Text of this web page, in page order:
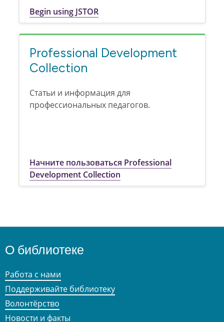
Begin using JSTOR
Professional Development
Collection
Статьи и информация для
профессиональных педагогов.
Начните пользоваться Professional
Development Collection
О библиотеке
Работа с нами
Поддерживайте библиотеку
Волонтёрство
Новости и факты